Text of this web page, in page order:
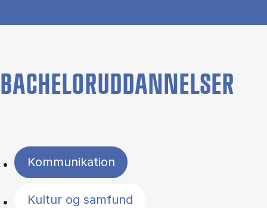
BACHELORUDDANNELSER
Filter by topics
Kommunikation
Kultur og samfund